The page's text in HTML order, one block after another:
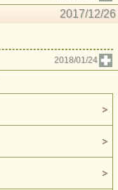
2017/12/26
2018/01/24